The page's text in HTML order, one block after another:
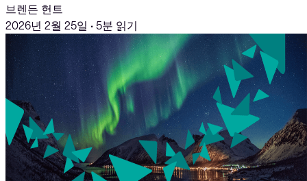
브렌든 헌트
2026년 2월 25일 •5분 읽기